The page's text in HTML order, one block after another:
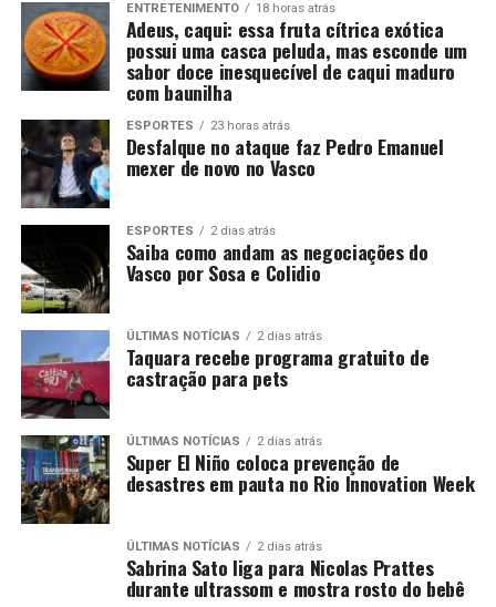
ENTRETENIMENTO 18 horas atrás
Adeus, caqui: essa fruta cítrica exótica
possui uma casca peluda, mas esconde um
sabor doce inesquecível de caqui maduro
com baunilha
ESPORTES 23 horas atrás
Desfalque no ataque faz Pedro Emanuel
mexer de novo no Vasco
ESPORTES 2 dias atrás
Saiba como andam as negociações do
Vasco por Sosa e Colidio
ÚLTIMAS NOTÍCIAS 2 dias atrás
Taquara recebe programa gratuito de
castração para pets
ÚLTIMAS NOTÍCIAS 2 dias atrás
Super El Niño coloca prevenção de
desastres em pauta no Rio Innovation Week
ÚLTIMAS NOTÍCIAS 2 dias atrás
Sabrina Sato liga para Nicolas Prattes
durante ultrassom e mostra rosto do bebê